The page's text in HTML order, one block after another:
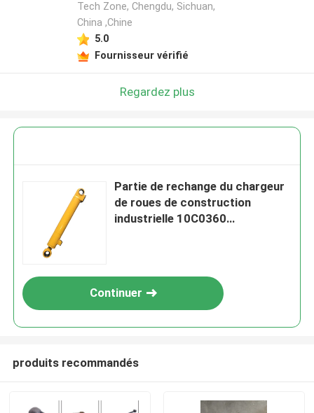
Tech Zone, Chengdu, Sichuan,
China ,Chine
5.0
Fournisseur vérifié
Regardez plus
Partie de rechange du chargeur
de roues de construction
industrielle 10C0360
Continuer
produits recommandés